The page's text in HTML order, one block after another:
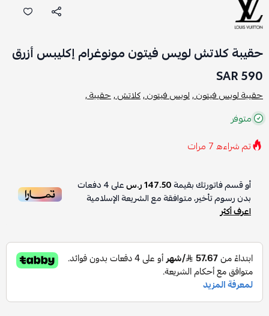
حقيبة كلاتش لويس فيتون مونوغرام إكليبس أزرق
590 SAR
حقيبة لويس فيتون ,لويس فيتون ,كلاتش ,حقيبة ,
متوفر
تم شراءه7 مرات
أو قسم فاتورتك بقيمة147.50 ر.س على4دفعات
بدون رسوم تأخير، متوافقة مع الشريعة الإسلامية
اعرف أكثر